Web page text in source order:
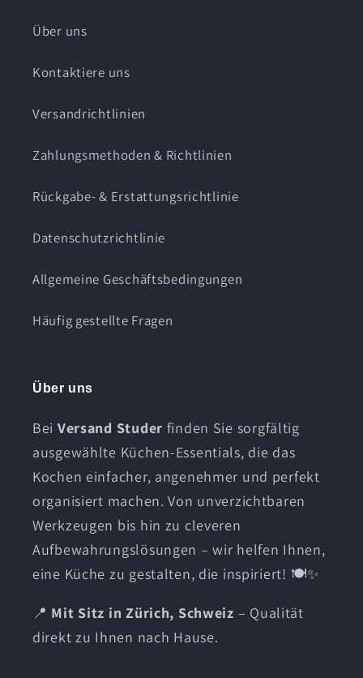
Über uns
Kontaktiere uns
Versandrichtlinien
Zahlungsmethoden & Richtlinien
Rückgabe- & Erstattungsrichtlinie
Datenschutzrichtlinie
Allgemeine Geschäftsbedingungen
Häufig gestellte Fragen
Über uns
Bei Versand Studer finden Sie sorgfältig
ausgewählte Küchen-Essentials, die das
Kochen einfacher, angenehmer und perfekt
organisiert machen. Von unverzichtbaren
Werkzeugen bis hin zu cleveren
Aufbewahrungslösungen – wir helfen Ihnen,
eine Küche zu gestalten, die inspiriert! 🍽️✨
📍 Mit Sitz in Zürich, Schweiz – Qualität
direkt zu Ihnen nach Hause.